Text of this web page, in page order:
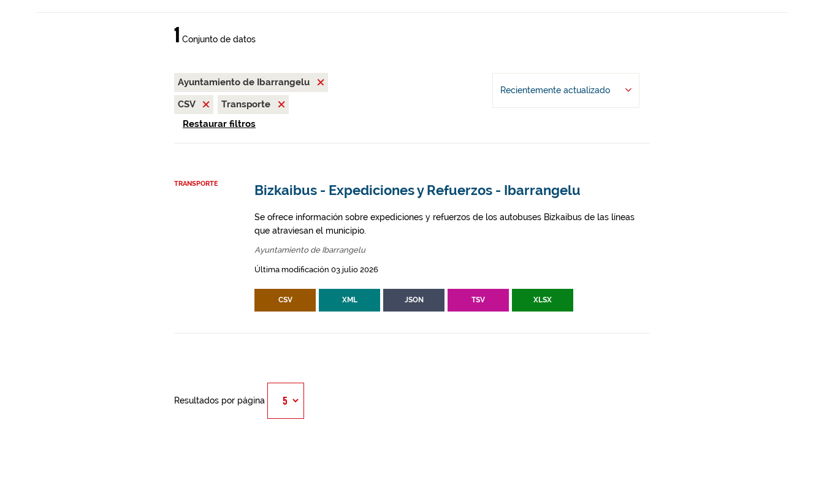
1 Conjunto de datos
Ayuntamiento de Ibarrangelu
CSV
Transporte
Restaurar filtros
Recientemente actualizado
TRANSPORTE Bizkaibus - Expediciones y Refuerzos - Ibarrangelu
Se ofrece información sobre expediciones y refuerzos de los autobuses Bizkaibus de las líneas
que atraviesan el municipio.
Ayuntamiento de Ibarrangelu
Última modificación 03 julio 2026
CSV XML JSON TSV XLSX
Resultados por página